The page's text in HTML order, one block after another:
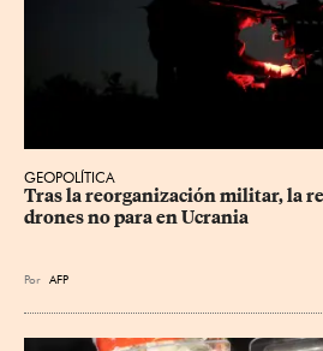
GEOPOLÍTICA
Tras la reorganización militar, la
drones no para en Ucrania
Por AFP